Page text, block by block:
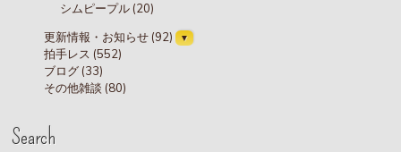
シムピープル (20)
更新情報・お知らせ (92)
拍手レス (552)
ブログ (33)
その他雑談 (80)
Search